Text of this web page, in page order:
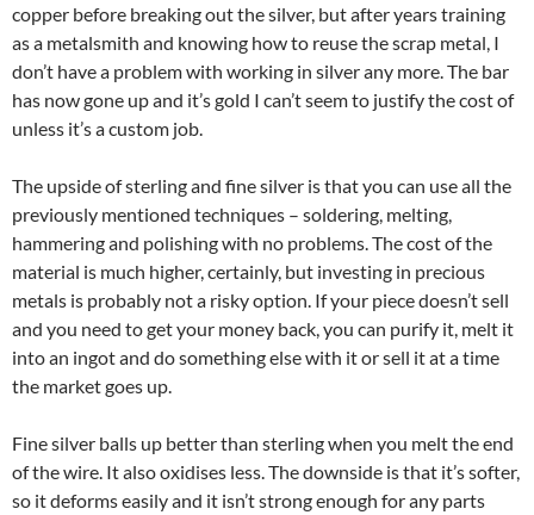
copper before breaking out the silver, but after years training
as a metalsmith and knowing how to reuse the scrap metal, I
don’t have a problem with working in silver any more. The bar
has now gone up and it’s gold I can’t seem to justify the cost of
unless it’s a custom job.
The upside of sterling and fine silver is that you can use all the
previously mentioned techniques – soldering, melting,
hammering and polishing with no problems. The cost of the
material is much higher, certainly, but investing in precious
metals is probably not a risky option. If your piece doesn’t sell
and you need to get your money back, you can purify it, melt it
into an ingot and do something else with it or sell it at a time
the market goes up.
Fine silver balls up better than sterling when you melt the end
of the wire. It also oxidises less. The downside is that it’s softer,
so it deforms easily and it isn’t strong enough for any parts